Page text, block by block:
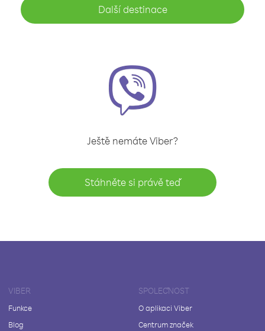
Další destinace
Ještě nemáte Viber?
Stáhněte si právě teď
VIBER
Funkce
Blog
SPOLEČNOST
O aplikaci Viber
Centrum značek